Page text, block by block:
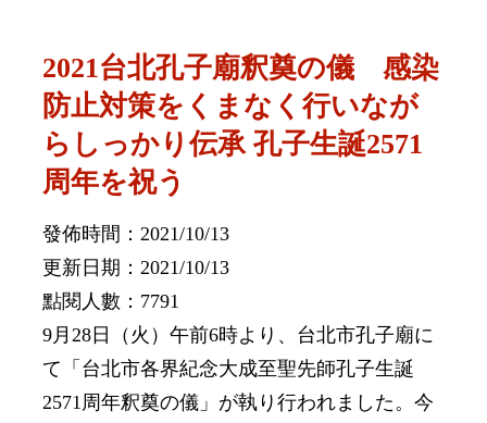
2021台北孔子廟釈奠の儀 感染
防止対策をくまなく行いなが
らしっかり伝承 孔子生誕2571
周年を祝う
發佈時間：2021/10/13
更新日期：2021/10/13
點閱人數：7791
9月28日（火）午前6時より、台北市孔子廟に
て「台北市各界紀念大成至聖先師孔子生誕
2571周年釈奠の儀」が執り行われました。今